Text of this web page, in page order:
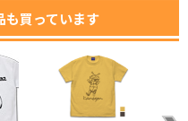
も買っています